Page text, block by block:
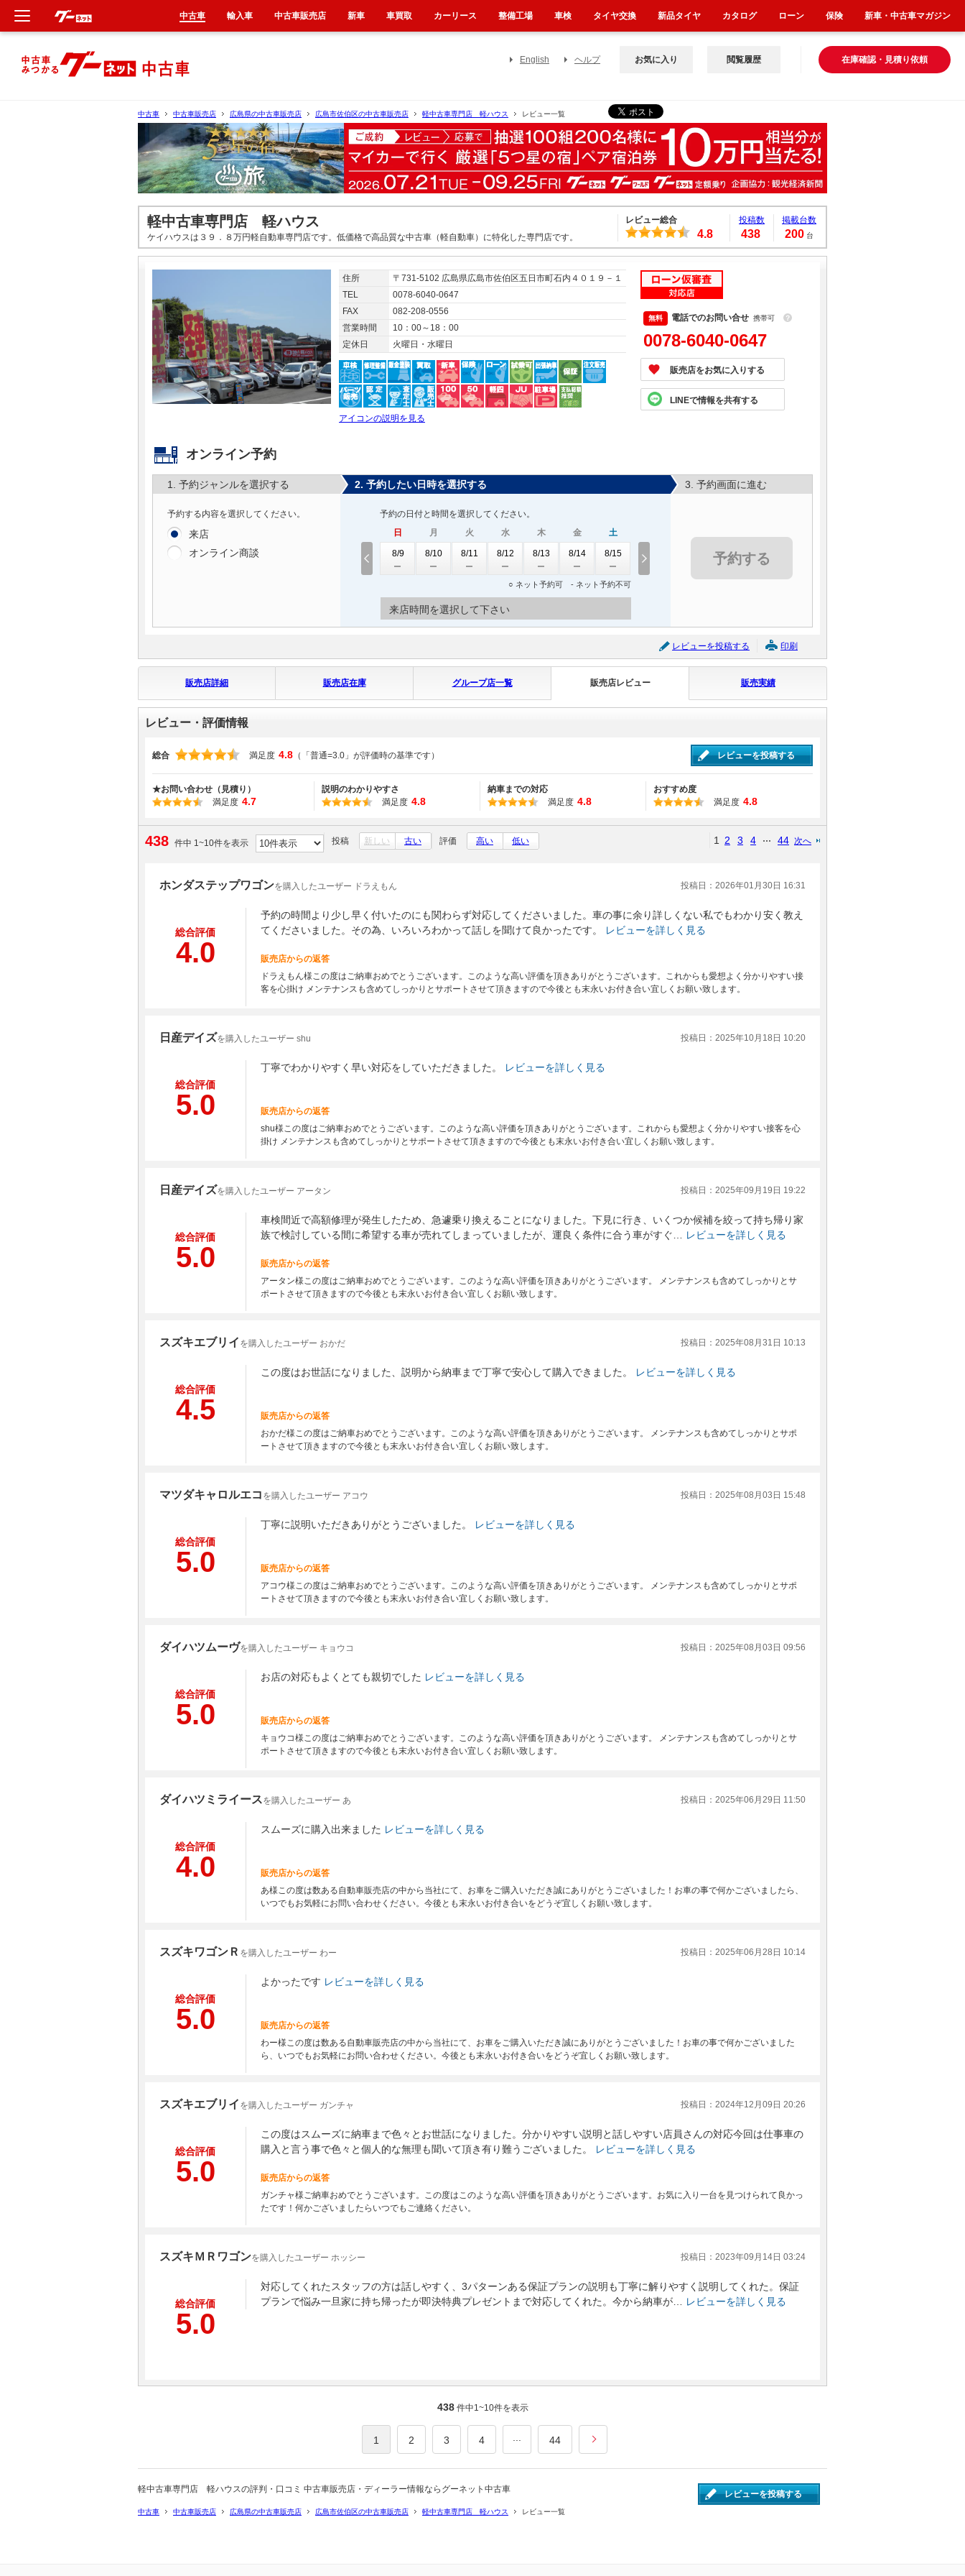
English ヘルプ 在庫確認・見積り依頼
お気に入り 閲覧履歴
中古車 中古車販売店 広島県の中古車販売店 広島市佐伯区の中古車販売店 軽中古車専門店 軽ハウス レビュー一覧
軽中古車専門店 軽ハウス
ケイハウスは３９．８万円軽自動車専門店です。低価格で高品質な中古車（軽自動車）に特化した専門店です。
レビュー総合
4.8
投稿数
438
掲載台数
200 台
住所
〒731-5102 広島県広島市佐伯区五日市町石内４０１９－１
TEL
0078-6040-0647
FAX
082-208-0556
営業時間
10：00～18：00
定休日
火曜日・水曜日
アイコンの説明を見る
電話でのお問い合せ 携帯可 ？
0078-6040-0647
販売店をお気に入りする
LINEで情報を共有する
オンライン予約
1. 予約ジャンルを選択する
予約する内容を選択してください。
来店
オンライン商談
2. 予約したい日時を選択する
予約の日付と時間を選択してください。
日
8/9
月
8/10
火
8/11
水
8/12
木
8/13
金
8/14
土
8/15
○ ネット予約可 - ネット予約不可
来店時間を選択して下さい
3. 予約画面に進む
予約する
レビューを投稿する 印刷
販売店詳細 販売店在庫 グループ店一覧 販売店レビュー 販売実績
レビュー・評価情報
総合 満足度 4.8 （「普通=3.0」が評価時の基準です） レビューを投稿する
★お問い合わせ（見積り）
満足度 4.7
説明のわかりやすさ
満足度 4.8
納車までの対応
満足度 4.8
おすすめ度
満足度 4.8
438 件中 1~10件を表示 投稿 新しい 古い 評価 高い 低い 1 2 3 4 44 次へ
ホンダステップワゴンを購入したユーザー ドラえもん 投稿日：2026年01月30日 16:31
総合評価
4.0
予約の時間より少し早く付いたのにも関わらず対応してくださいました。車の事に余り詳しくない私でもわかり安く教え
てくださいました。その為、いろいろわかって話しを聞けて良かったです。
レビューを詳しく見る
販売店からの返答
ドラえもん様この度はご納車おめでとうございます。このような高い評価を頂きありがとうございます。これからも愛想よく分かりやすい接
客を心掛け メンテナンスも含めてしっかりとサポートさせて頂きますので今後とも末永いお付き合い宜しくお願い致します。
日産デイズを購入したユーザー shu 投稿日：2025年10月18日 10:20
総合評価
5.0
丁寧でわかりやすく早い対応をしていただきました。 レビューを詳しく見る
販売店からの返答
shu様この度はご納車おめでとうございます。このような高い評価を頂きありがとうございます。これからも愛想よく分かりやすい接客を心
掛け メンテナンスも含めてしっかりとサポートさせて頂きますので今後とも末永いお付き合い宜しくお願い致します。
日産デイズを購入したユーザー アータン 投稿日：2025年09月19日 19:22
総合評価
5.0
車検間近で高額修理が発生したため、急遽乗り換えることになりました。下見に行き、いくつか候補を絞って持ち帰り家
族で検討している間に希望する車が売れてしまっていましたが、運良く条件に合う車がすぐ…
レビューを詳しく見る
販売店からの返答
アータン様この度はご納車おめでとうございます。このような高い評価を頂きありがとうございます。 メンテナンスも含めてしっかりとサ
ポートさせて頂きますので今後とも末永いお付き合い宜しくお願い致します。
スズキエブリイ を購入したユーザー おかだ 投稿日：2025年08月31日 10:13
総合評価
4.5
この度はお世話になりました、説明から納車まで丁寧で安心して購入できました。 レビューを詳しく見る
販売店からの返答
おかだ様この度はご納車おめでとうございます。このような高い評価を頂きありがとうございます。 メンテナンスも含めてしっかりとサポ
ートさせて頂きますので今後とも末永いお付き合い宜しくお願い致します。
マツダキャロルエコ を購入したユーザー アコウ 投稿日：2025年08月03日 15:48
総合評価
5.0
丁寧に説明いただきありがとうございました。 レビューを詳しく見る
販売店からの返答
アコウ様この度はご納車おめでとうございます。このような高い評価を頂きありがとうございます。 メンテナンスも含めてしっかりとサポ
ートさせて頂きますので今後とも末永いお付き合い宜しくお願い致します。
ダイハツムーヴを購入したユーザー キョウコ 投稿日：2025年08月03日 09:56
総合評価
5.0
お店の対応もよくとても親切でした レビューを詳しく見る
販売店からの返答
キョウコ様この度はご納車おめでとうございます。このような高い評価を頂きありがとうございます。 メンテナンスも含めてしっかりとサ
ポートさせて頂きますので今後とも末永いお付き合い宜しくお願い致します。
ダイハツミライースを購入したユーザー あ 投稿日：2025年06月29日 11:50
総合評価
4.0
スムーズに購入出来ました レビューを詳しく見る
販売店からの返答
あ様この度は数ある自動車販売店の中から当社にて、お車をご購入いただき誠にありがとうございました！お車の事で何かございましたら、
いつでもお気軽にお問い合わせください。今後とも末永いお付き合いをどうぞ宜しくお願い致します。
スズキワゴンＲ を購入したユーザー わー 投稿日：2025年06月28日 10:14
総合評価
5.0
よかったです レビューを詳しく見る
販売店からの返答
わー様この度は数ある自動車販売店の中から当社にて、お車をご購入いただき誠にありがとうございました！お車の事で何かございました
ら、いつでもお気軽にお問い合わせください。今後とも末永いお付き合いをどうぞ宜しくお願い致します。
スズキエブリイ を購入したユーザー ガンチャ 投稿日：2024年12月09日 20:26
総合評価
5.0
この度はスムーズに納車まで色々とお世話になりました。分かりやすい説明と話しやすい店員さんの対応今回は仕事車の
購入と言う事で色々と個人的な無理も聞いて頂き有り難うございました。
レビューを詳しく見る
販売店からの返答
ガンチャ様ご納車おめでとうございます。この度はこのような高い評価を頂きありがとうございます。お気に入り一台を見つけられて良かっ
たです！何かございましたらいつでもご連絡ください。
スズキＭＲワゴンを購入したユーザー ホッシー 投稿日：2023年09月14日 03:24
総合評価
5.0
対応してくれたスタッフの方は話しやすく、3パターンある保証プランの説明も丁寧に解りやすく説明してくれた。保証
プランで悩み一旦家に持ち帰ったが即決特典プレゼントまで対応してくれた。今から納車が…
レビューを詳しく見る
438 件中1~10件を表示
1 2 3 4 44
軽中古車専門店 軽ハウスの評判・口コミ 中古車販売店・ディーラー情報ならグーネット中古車 レビューを投稿する
中古車 中古車販売店 広島県の中古車販売店 広島市佐伯区の中古車販売店 軽中古車専門店 軽ハウス レビュー一覧
中古車 輸入車 中古車販売店 新車 車買取 カーリース 整備工場 車検 タイヤ交換 新品タイヤ カタログ ローン 保険 新車・中古車マガジン
新車